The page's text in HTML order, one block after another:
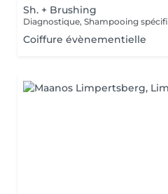
Sh. + Brushing
Coiffure évènementielle